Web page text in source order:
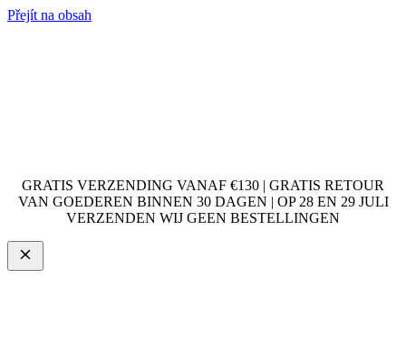
Přejít na obsah
GRATIS VERZENDING VANAF €130 | GRATIS RETOUR
VAN GOEDEREN BINNEN 30 DAGEN | OP 28 EN 29 JULI
VERZENDEN WIJ GEEN BESTELLINGEN